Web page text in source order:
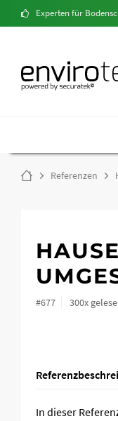
Experten für
Referenzen
#677 300x
In dieser